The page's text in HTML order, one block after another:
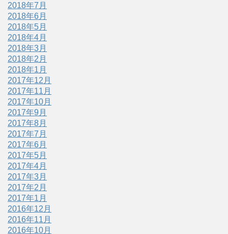
2018年7月
2018年6月
2018年5月
2018年4月
2018年3月
2018年2月
2018年1月
2017年12月
2017年11月
2017年10月
2017年9月
2017年8月
2017年7月
2017年6月
2017年5月
2017年4月
2017年3月
2017年2月
2017年1月
2016年12月
2016年11月
2016年10月